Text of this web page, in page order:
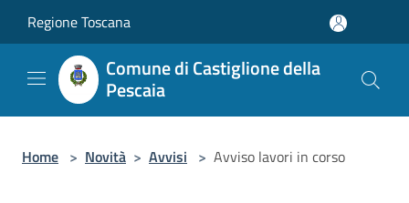
Regione Toscana
Comune di Castiglione della
Pescaia
Home > Novità > Avvisi > Avviso lavori in corso